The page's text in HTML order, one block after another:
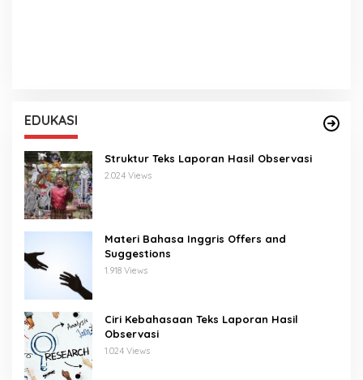
EDUKASI
Struktur Teks Laporan Hasil Observasi
2.024 Views
Materi Bahasa Inggris Offers and
Suggestions
1.918 Views
Ciri Kebahasaan Teks Laporan Hasil
Observasi
1.024 Views